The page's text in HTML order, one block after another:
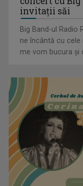
„Frații Jderi”,
Sadoveanu, la ...
invitaţii săi
Big Band-ul Radio
ne încântă cu
me vom bucura şi